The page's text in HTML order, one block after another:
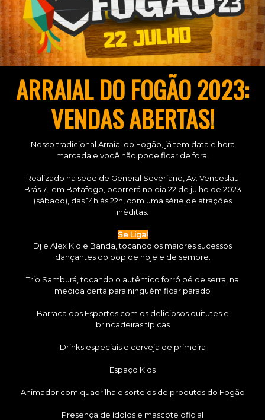
ARRAIAL DO FOGÃO 2023:
VENDAS ABERTAS!
Nosso tradicional Arraial do Fogão, já tem data e hora
marcada e você não pode ficar de fora!
Realizado na sede de General Severiano, Av. Venceslau
Brás 7, em Botafogo, ocorrerá no dia 22 de julho de 2023
(sábado), das 14h às 22h, com uma série de atrações
inéditas.
Se Liga!
Dj e Alex Kid e Banda, tocando os maiores sucessos
dançantes do pop de hoje e de sempre.
Trio Samburá, tocando o autêntico forró pé de serra, na
medida certa para ninguém ficar parado
Barraca dos Esportes com os deliciosos quitutes e
brincadeiras típicas
Drinks especiais e cerveja de primeira
Espaço Kids
Animador com quadrilha e sorteios de produtos do Fogão
Presença de ídolos e mascote oficial